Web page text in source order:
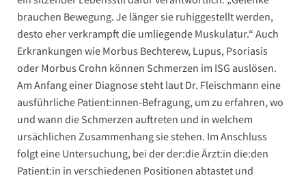
brauchen Bewegung. Je länger sie ruhiggestellt werden,
desto eher verkrampft die umliegende Muskulatur.“ Auch
Erkrankungen wie Morbus Bechterew, Lupus, Psoriasis
oder Morbus Crohn können Schmerzen im ISG auslösen.
Am Anfang einer Diagnose steht laut Dr. Fleischmann eine
ausführliche Patient:innen-Befragung, um zu erfahren, wo
und wann die Schmerzen auftreten und in welchem
ursächlichen Zusammenhang sie stehen. Im Anschluss
folgt eine Untersuchung, bei der der:die Ärzt:in die:den
Patient:in in verschiedenen Positionen abtastet und